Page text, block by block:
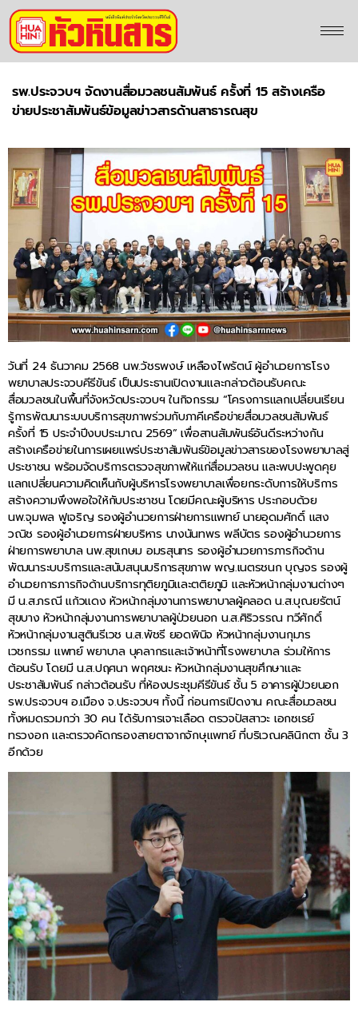
รพ.ประจวบฯ จัดงานสื่อมวลชนสัมพันธ์ ครั้งที่ 15 สร้างเครือ
ข่ายประชาสัมพันธ์ข้อมูลข่าวสารด้านสาธารณสุข
วันที่ 24 ธันวาคม 2568 นพ.วัชรพงษ์ เหลืองไพรัตน์ ผู้อำนวยการโรง
พยาบาลประจวบคีรีขันธ์ เป็นประธานเปิดงานและกล่าวต้อนรับคณะ
สื่อมวลชนในพื้นที่จังหวัดประจวบฯ ในกิจกรรม “โครงการแลกเปลี่ยนเรียน
รู้การพัฒนาระบบบริการสุขภาพร่วมกับภาคีเครือข่ายสื่อมวลชนสัมพันธ์
ครั้งที่ 15 ประจำปีงบประมาณ 2569” เพื่อสานสัมพันธ์อันดีระหว่างกัน
สร้างเครือข่ายในการเผยแพร่ประชาสัมพันธ์ข้อมูลข่าวสารของโรงพยาบาลสู่
ประชาชน พร้อมจัดบริการตรวจสุขภาพให้แก่สื่อมวลชน และพบปะพูดคุย
แลกเปลี่ยนความคิดเห็นกับผู้บริหารโรงพยาบาลเพื่อยกระดับการให้บริการ
สร้างความพึงพอใจให้กับประชาชน โดยมีคณะผู้บริหาร ประกอบด้วย
นพ.จุมพล ฟูเจริญ รองผู้อำนวยการฝ่ายการแพทย์ นายอุดมศักดิ์ แสง
วณิช รองผู้อำนวยการฝ่ายบริหาร นางนันทพร พลีบัตร รองผู้อำนวยการ
ฝ่ายการพยาบาล นพ.สุขเกษม อมรสุนทร รองผู้อำนวยการภารกิจด้าน
พัฒนาระบบริการและสนับสนุนบริการสุขภาพ พญ.เนตรชนก บุญจร รองผู้
อำนวยการภารกิจด้านบริการทุติยภูมิและตติยภูมิ และหัวหน้ากลุ่มงานต่างๆ
มี น.ส.ภรณี แก้วแดง หัวหน้ากลุ่มงานการพยาบาลผู้คลอด น.ส.บุณยรัตน์
สุขบาง หัวหน้ากลุ่มงานการพยาบาลผู้ป่วยนอก น.ส.ศิริวรรณ ทวีศักดิ์
หัวหน้ากลุ่มงานสูตินรีเวช น.ส.พัชรี ยอดพินิจ หัวหน้ากลุ่มงานกุมาร
เวชกรรม แพทย์ พยาบาล บุคลากรและเจ้าหน้าที่โรงพยาบาล ร่วมให้การ
ต้อนรับ โดยมี น.ส.ปฤศนา พฤศชนะ หัวหน้ากลุ่มงานสุขศึกษาและ
ประชาสัมพันธ์ กล่าวต้อนรับ ที่ห้องประชุมคีรีขันธ์ ชั้น 5 อาคารผู้ป่วยนอก
รพ.ประจวบฯ อ.เมือง จ.ประจวบฯ ทั้งนี้ ก่อนการเปิดงาน คณะสื่อมวลชน
ทั้งหมดรวมกว่า 30 คน ได้รับการเจาะเลือด ตรวจปัสสาวะ เอกซเรย์
ทรวงอก และตรวจคัดกรองสายตาจากจักษุแพทย์ ที่บริเวณคลินิกตา ชั้น 3
อีกด้วย